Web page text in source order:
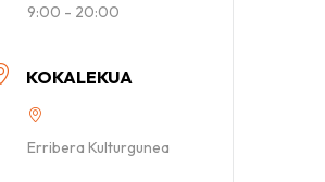
9:00 - 20:00
KOKALEKUA
Erribera Kulturgunea